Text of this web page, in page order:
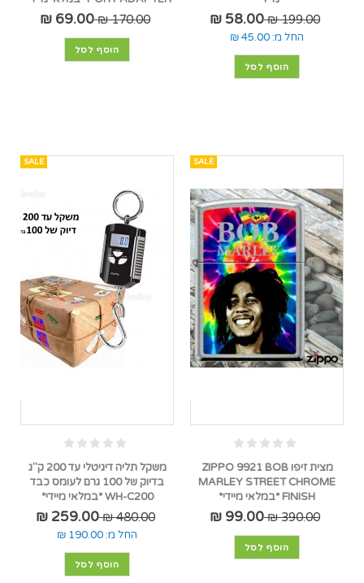
199.00 ₪
58.00 ₪
החל מ: 45.00 ₪
הוסף לסל
170.00 ₪
69.00 ₪
הוסף לסל
SALE
מצית זיפו ZIPPO 9921 BOB
MARLEY STREET CHROME
FINISH *במלאי מיידי*
390.00 ₪
99.00 ₪
הוסף לסל
SALE
משקל תליה דיגיטלי עד 200 ק"ג
בדיוק של 100 גרם לעומס כבד
WH-C200 *במלאי מיידי*
480.00 ₪
259.00 ₪
החל מ: 190.00 ₪
הוסף לסל